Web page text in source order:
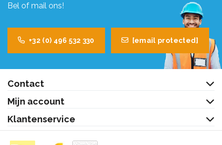
Bel of mail ons!
+32 (0) 496 532 330 [email protected]
Contact
Mijn account
Klantenservice